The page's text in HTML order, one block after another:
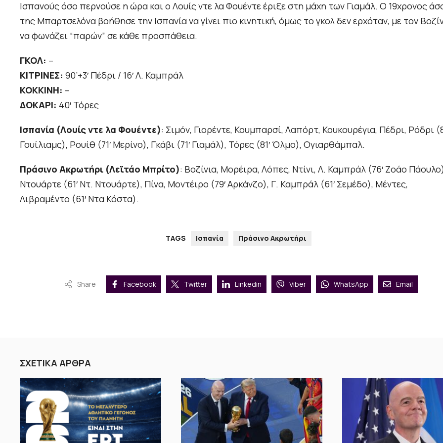
Ισπανούς όσο περνούσε η ώρα και ο Λουίς ντε λα Φουέντε έριξε στη μάχη των Γιαμάλ. Ο 19χρονος
της Μπαρτσελόνα βοήθησε την Ισπανία να γίνει πιο κινητική, όμως το γκολ δεν ερχόταν, με τον
να φωνάζει “παρών” σε κάθε προσπάθεια.
ΓΚΟΛ: –
ΚΙΤΡΙΝΕΣ: 90’+3′ Πέδρι / 16′ Λ. Καμπράλ
ΚΟΚΚΙΝΗ: –
ΔΟΚΑΡΙ: 40′ Τόρες
Ισπανία (Λουίς ντε λα Φουέντε): Σιμόν, Γιορέντε, Κουμπαρσί, Λαπόρτ, Κουκουρέγια, Πέδρι, Ρόδρι
Γουίλιαμς), Ρουίθ (71′ Μερίνο), Γκάβι (71′ Γιαμάλ), Τόρες (81′ Όλμο), Ογιαρθάμπαλ.
Πράσινο Ακρωτήρι (Λεϊτάο Μπρίτο): Βοζίνια, Μορέιρα, Λόπες, Ντίνι, Λ. Καμπράλ (76′ Ζοάο
Ντουάρτε (61′ Ντ. Ντουάρτε), Πίνα, Μοντέιρο (79′ Αρκάνζο), Γ. Καμπράλ (61′ Σεμέδο), Μέντες,
Λιβραμέντο (61′ Ντα Κόστα).
TAGS Ισπανία Πράσινο Ακρωτήρι
Share Facebook Twitter Linkedin Viber WhatsApp Email
ΣΧΕΤΙΚΑ ΑΡΘΡΑ